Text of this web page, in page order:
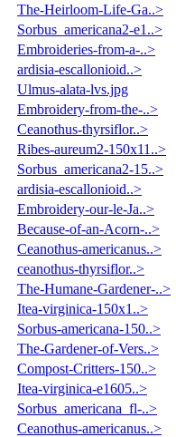
The-Heirloom-Life-Ga..>
Sorbus_americana2-e1..>
Embroideries-from-a-..>
ardisia-escallonioid..>
Ulmus-alata-lvs.jpg
Embroidery-from-the-..>
Ceanothus-thyrsiflor..>
Ribes-aureum2-150x11..>
Sorbus_americana2-15..>
ardisia-escallonioid..>
Embroidery-our-le-Ja..>
Because-of-an-Acorn-..>
Ceanothus-americanus..>
ceanothus-thyrsiflor..>
The-Humane-Gardener-..>
Itea-virginica-150x1..>
Sorbus-americana-150..>
The-Gardener-of-Vers..>
Compost-Critters-150..>
Itea-virginica-e1605..>
Sorbus_americana_fl-..>
Ceanothus-americanus..>